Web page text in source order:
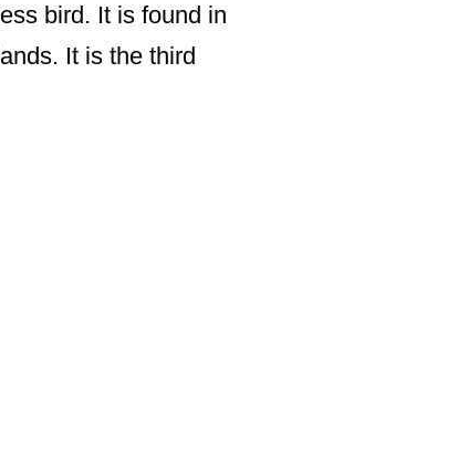
bird. It is found in
It is the third